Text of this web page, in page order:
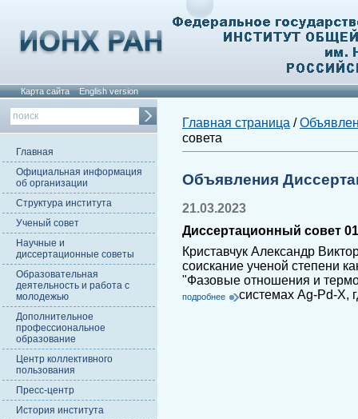
Карта сайта English version
Главная
Официальная информация
об организации
Структура института
Ученый совет
Научные и
диссертационные советы
Образовательная
деятельность и работа с
молодежью
Дополнительное
профессиональное
образование
Центр коллективного
пользования
Пресс-центр
История института
Главная страница /
совета
Объявления
21.03.2023
Диссертационный совет
Криставчук Александр
соискание ученой степени
"Фазовые отношения и
системах Ag-Pd-X,
подробнее